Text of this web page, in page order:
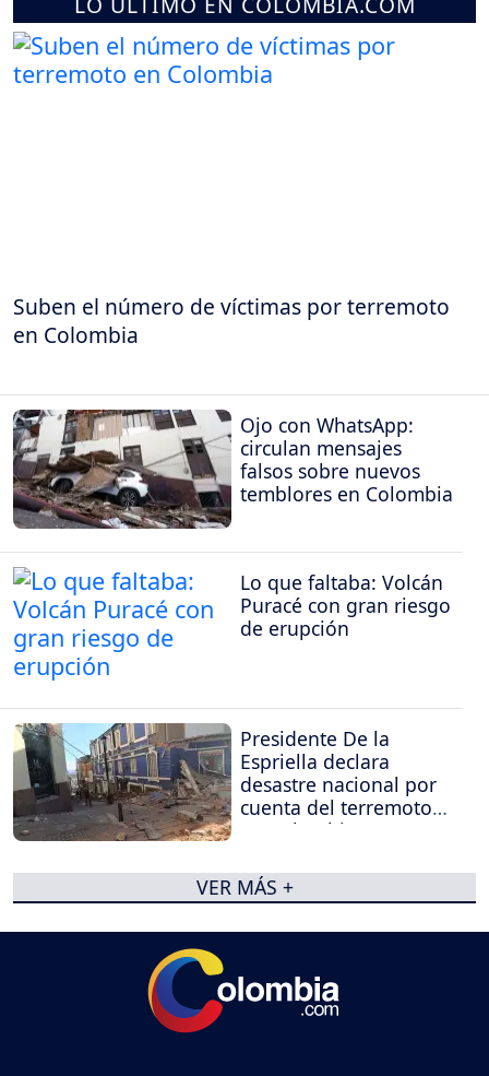
Suben el número de víctimas por terremoto
en Colombia
Ojo con WhatsApp:
circulan mensajes
falsos sobre nuevos
temblores en Colombia
Lo que faltaba: Volcán
Puracé con gran riesgo
de erupción
Presidente De la
Espriella declara
desastre nacional por
cuenta del terremoto
en Colombia
VER MÁS +